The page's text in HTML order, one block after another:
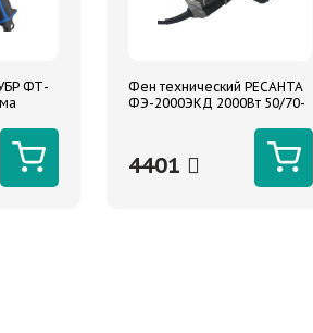
ФТ-
Фен технический РЕСАНТА
ФЭ-2000ЭКД 2000Вт 50/70-
4401